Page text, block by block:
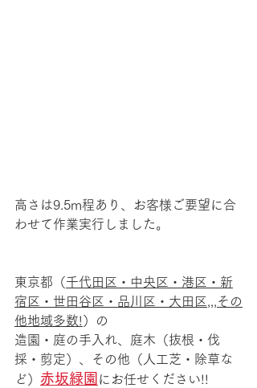
高さは9.5m程あり、お客様ご要望に合
わせて作業実行しました。
東京都（千代田区・中央区・港区・新
宿区・​世田谷区・品川区・​大田区,,,その
他地域多数! ）の
造園・庭の手入れ、庭木（抜根・伐
採・剪定）、その他（人工芝・除草な
ど） 赤坂緑園 にお任せください!!